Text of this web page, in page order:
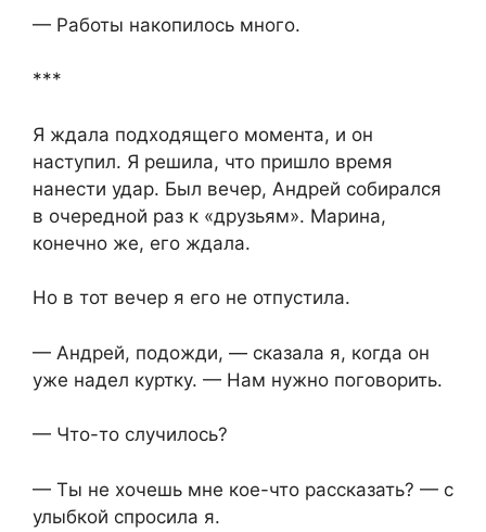
— Работы накопилось много.
***
Я ждала подходящего момента, и он
наступил. Я решила, что пришло время
нанести удар. Был вечер, Андрей собирался
в очередной раз к «друзьям». Марина,
конечно же, его ждала.
Но в тот вечер я его не отпустила.
— Андрей, подожди, — сказала я, когда он
уже надел куртку. — Нам нужно поговорить.
— Что-то случилось?
— Ты не хочешь мне кое-что рассказать? — с
улыбкой спросила я.